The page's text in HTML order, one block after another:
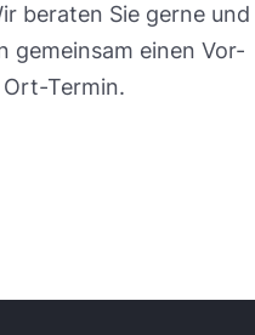
beraten Sie gerne und
gemeinsam einen Vor-
Ort-Termin.